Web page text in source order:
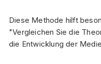
Diese Methode hilft
"Vergleichen Sie die
die Entwicklung der